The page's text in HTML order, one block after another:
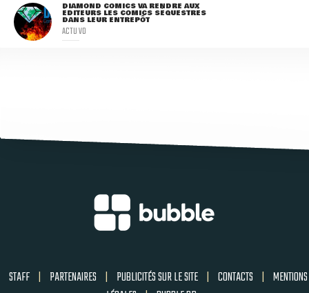
DIAMOND COMICS VA RENDRE AUX
ÉDITEURS LES COMICS SÉQUESTRÉS
DANS LEUR ENTREPÔT
ACTU VO
STAFF | PARTENAIRES | PUBLICITÉS SUR LE SITE | CONTACTS | MENTIONS